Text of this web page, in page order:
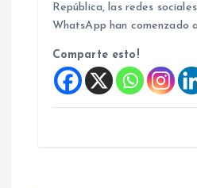
República, las redes
WhatsApp han comenzado
Comparte esto!